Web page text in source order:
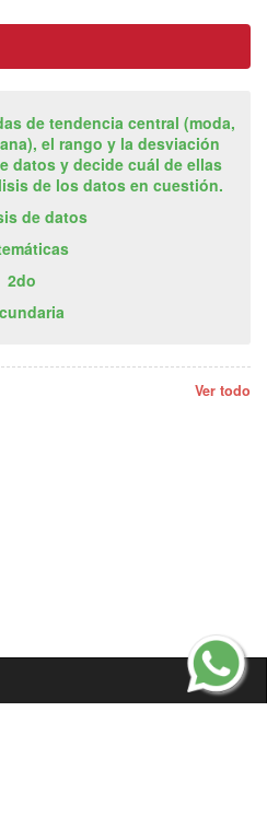
de tendencia central (moda,
el rango y la desviación
datos y decide cuál de ellas
de los datos en cuestión.
de datos
2do
Ver todo